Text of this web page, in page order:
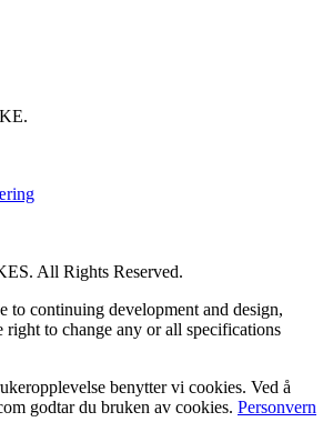
All Rights Reserved.
to continuing development and design,
to change any or all specifications
benytter vi cookies. Ved å
godtar du bruken av cookies. Personvern